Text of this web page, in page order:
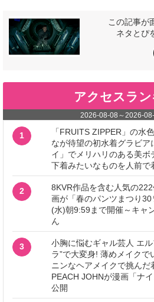
この記事が
ネタとぴ
アクセスラ
2026-08-08 ～2026-
1
「FRUITS ZIPPER」の水
なが待望の初水着グラビ
イ」でメリハリのある美
下着みたいなものを人前で
2
8KVR作品を含む人気の
画が「春のパンツまつり
(水)朝9:59まで開催～キャ
ん
3
小胸に悩むギャル芸人 エ
ラ”で大変身! 薄めメイクで
ニンなヘアメイクで挑んだ
PEACH JOHNが漫画「ナ
公開